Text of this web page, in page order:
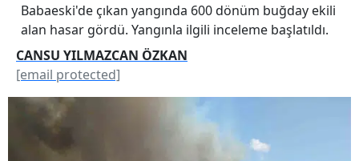
Babaeski'de çıkan yangında 600 dönüm buğday ekili
alan hasar gördü. Yangınla ilgili inceleme başlatıldı.
CANSU YILMAZCAN ÖZKAN
[email protected]